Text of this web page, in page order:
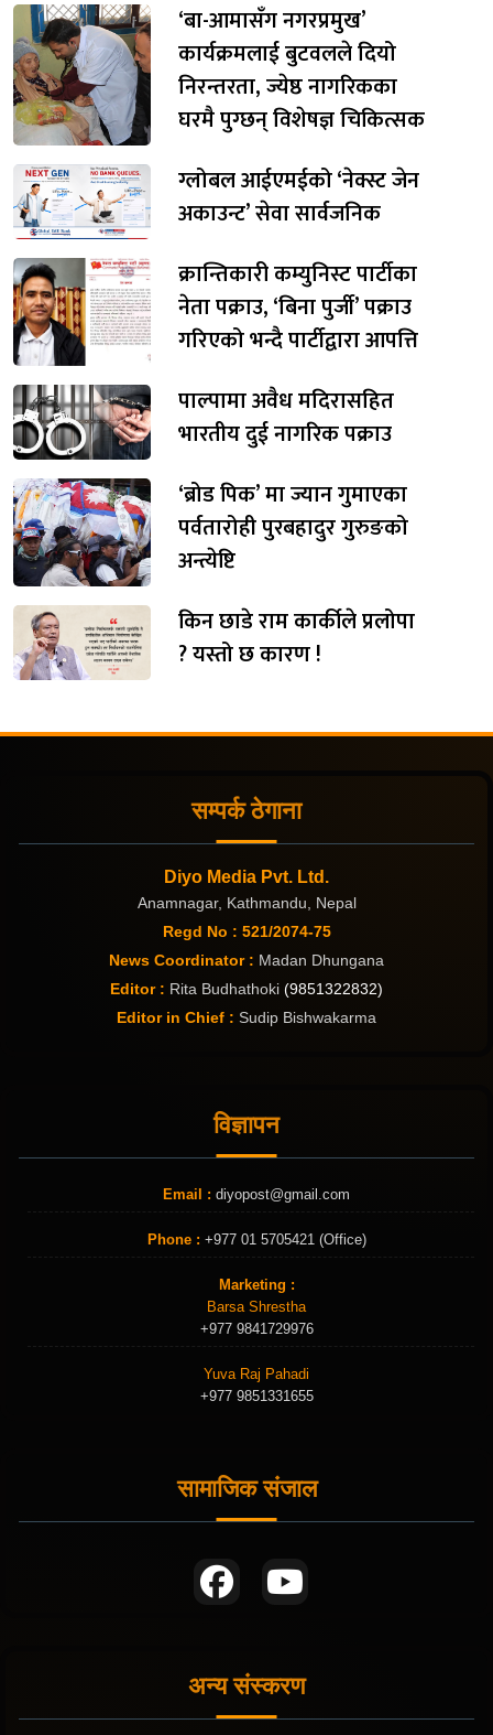
‘बा-आमासँग नगरप्रमुख’
कार्यक्रमलाई बुटवलले दियो
निरन्तरता, ज्येष्ठ नागरिकका
घरमै पुग्छन् विशेषज्ञ चिकित्सक
ग्लोबल आईएमईको ‘नेक्स्ट जेन
अकाउन्ट’ सेवा सार्वजनिक
क्रान्तिकारी कम्युनिस्ट पार्टीका
नेता पक्राउ, ‘बिना पुर्जी’ पक्राउ
गरिएको भन्दै पार्टीद्वारा आपत्ति
पाल्पामा अवैध मदिरासहित
भारतीय दुई नागरिक पक्राउ
‘ब्रोड पिक’ मा ज्यान गुमाएका
पर्वतारोही पुरबहादुर गुरुङको
अन्त्येष्टि
किन छाडे राम कार्कीले प्रलोपा
? यस्तो छ कारण !
सम्पर्क ठेगाना
Diyo Media Pvt. Ltd.
Anamnagar, Kathmandu, Nepal
Regd No : 521/2074-75
News Coordinator : Madan Dhungana
Editor : Rita Budhathoki (9851322832)
Editor in Chief : Sudip Bishwakarma
विज्ञापन
Email : diyopost@gmail.com
Phone : +977 01 5705421 (Office)
Marketing :
Barsa Shrestha
+977 9841729976
Yuva Raj Pahadi
+977 9851331655
सामाजिक संजाल
अन्य संस्करण